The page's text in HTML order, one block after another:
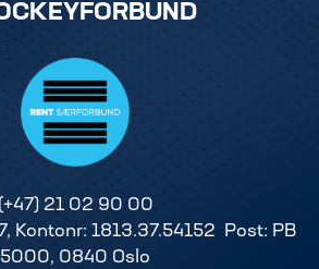
(+47) 21 02 90 00
Kontonr: 1813.37.54152 Post: PB
5000, 0840 Oslo